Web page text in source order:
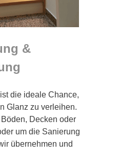
&
die ideale Chance,
Glanz zu verleihen.
Decken oder
um die Sanierung
übernehmen und